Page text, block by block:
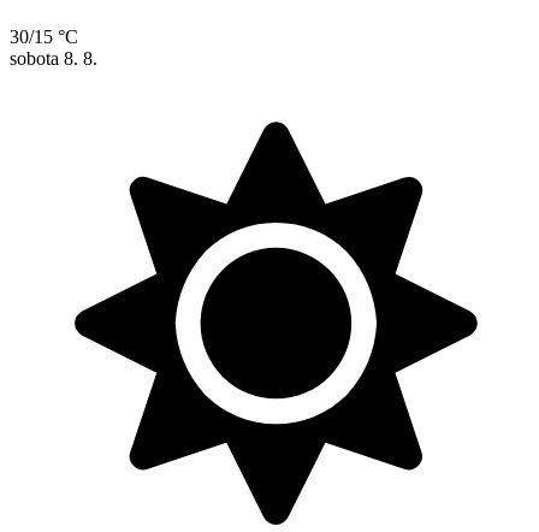
30/15 °C
sobota 8. 8.